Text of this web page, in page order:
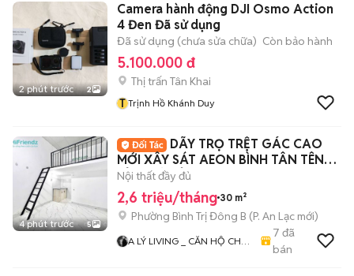
2 phút trước 2
Camera hành động DJI Osmo Action
4 Đen Đã sử dụng
Đã sử dụng (chưa sửa chữa) Còn bảo hành
5.100.000 đ
Thị trấn Tân Khai
T Trịnh Hồ Khánh Duy
4 phút trước 5
DÃY TRỌ TRỆT GÁC CAO
MỚI XÂY SÁT AEON BÌNH TÂN TÊN
LỬA MỚI TỈNH LỘ 10
Nội thất đầy đủ
2,6 triệu/tháng 30 m²
Phường Bình Trị Đông B (P. An Lạc mới)
A LÝ LIVING _ CĂN HỘ CHO
7 đã
bán